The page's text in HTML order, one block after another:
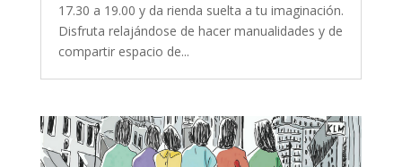
17.30 a 19.00 y da rienda suelta a tu imaginación.
Disfruta relajándose de hacer manualidades y de
compartir espacio de...